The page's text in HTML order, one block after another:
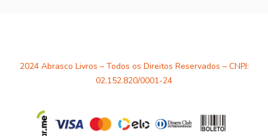
2024 Abrasco Livros – Todos os Direitos Reservados – CNPJ:
02.152.820/0001-24